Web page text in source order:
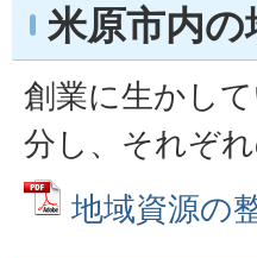
米原市内
創業に生かし
分し、それぞ
地域資源の